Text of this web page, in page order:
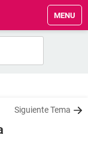
MENU
Siguiente Tema